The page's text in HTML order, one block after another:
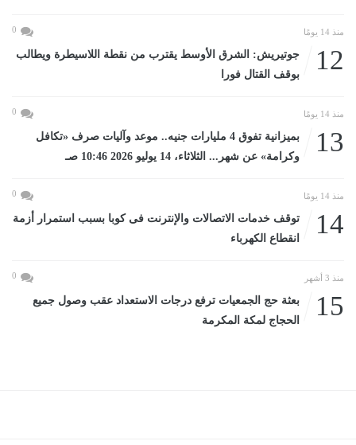
منذ 14 يومًا 0
12
جوتيريش: الشرق الأوسط يقترب من نقطة اللاسيطرة ويطالب
بوقف القتال فورا
منذ 14 يومًا 0
13
بميزانية تفوق 4 مليارات جنيه.. موعد وآليات صرف «تكافل
وكرامة» عن شهر... الثلاثاء، 14 يوليو 2026 10:46 صـ
منذ 14 يومًا 0
14
توقف خدمات الاتصالات والإنترنت فى كوبا بسبب استمرار أزمة
انقطاع الكهرباء
منذ 3 أشهر 0
15
بعثة حج الجمعيات ترفع درجات الاستعداد عقب وصول جميع
الحجاج لمكة المكرمة